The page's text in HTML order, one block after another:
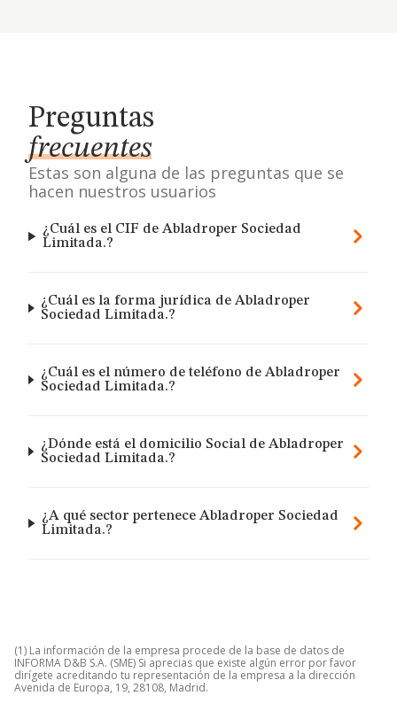
Preguntas
frecuentes
Estas son alguna de las preguntas que se
hacen nuestros usuarios
¿Cuál es el CIF de Abladroper Sociedad
Limitada.?
¿Cuál es la forma jurídica de Abladroper
Sociedad Limitada.?
¿Cuál es el número de teléfono de Abladroper
Sociedad Limitada.?
¿Dónde está el domicilio Social de Abladroper
Sociedad Limitada.?
¿A qué sector pertenece Abladroper Sociedad
Limitada.?
(1) La información de la empresa procede de la base de datos de
INFORMA D&B S.A. (SME) Si aprecias que existe algún error por favor
dirígete acreditando tu representación de la empresa a la dirección
Avenida de Europa, 19, 28108, Madrid.